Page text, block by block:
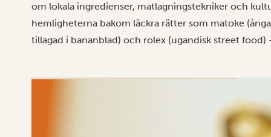
om lokala ingredienser, matlagningstekniker och
hemligheterna bakom läckra rätter som matoke
tillagad i bananblad) och rolex (ugandisk street